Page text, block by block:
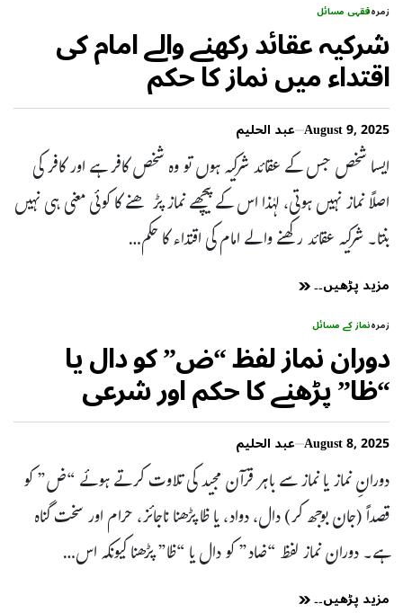
زمرہفقہی مسائل
شرکیہ عقائد رکھنے والے امام کی
اقتداء میں نماز کا حکم
August 9, 2025 عبد الحلیم
ایسا شخص جس کے عقائد شرکیہ ہوں تو وہ شخص کافر ہے اور کافر کی
اصلاً نماز نہیں ہوتی، لہٰذا اس کے پیچھے نماز پڑھنے کا کوئی معنی ہی نہیں
بنتا۔ شرکیہ عقائد رکھنے والے امام کی اقتداء کا حکم…
مزید پڑھیں۔۔
زمرہنماز کے مسائل
دوران نماز لفظ “ض” کو دال یا
“ظا” پڑھنے کا حکم اور شرعی
مسائل
August 8, 2025 عبد الحلیم
دورانِ نماز یا نماز سے باہر قرآن مجید کی تلاوت کرتے ہوئے “ض” کو
قصداً (جان بوجھ کر) دال، دواد، یا ظا پڑھنا ناجائز، حرام اور سخت گناہ
ہے۔ دوران نماز لفظ “ضاد” کو دال یا “ظا” پڑھنا کیونکہ اس…
مزید پڑھیں۔۔